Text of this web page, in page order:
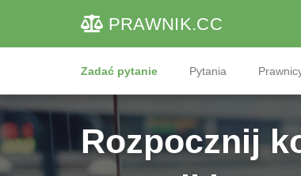
PRAWNIK.CC
Zadać pytanie Pytania
Rozpocznij